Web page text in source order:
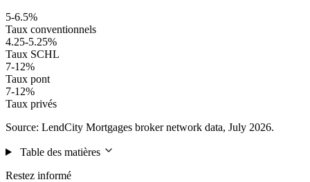
5-6.5%
Taux conventionnels
4.25-5.25%
Taux SCHL
7-12%
Taux pont
7-12%
Taux privés
Source: LendCity Mortgages broker network data, July 2026.
Table des matières
Restez informé